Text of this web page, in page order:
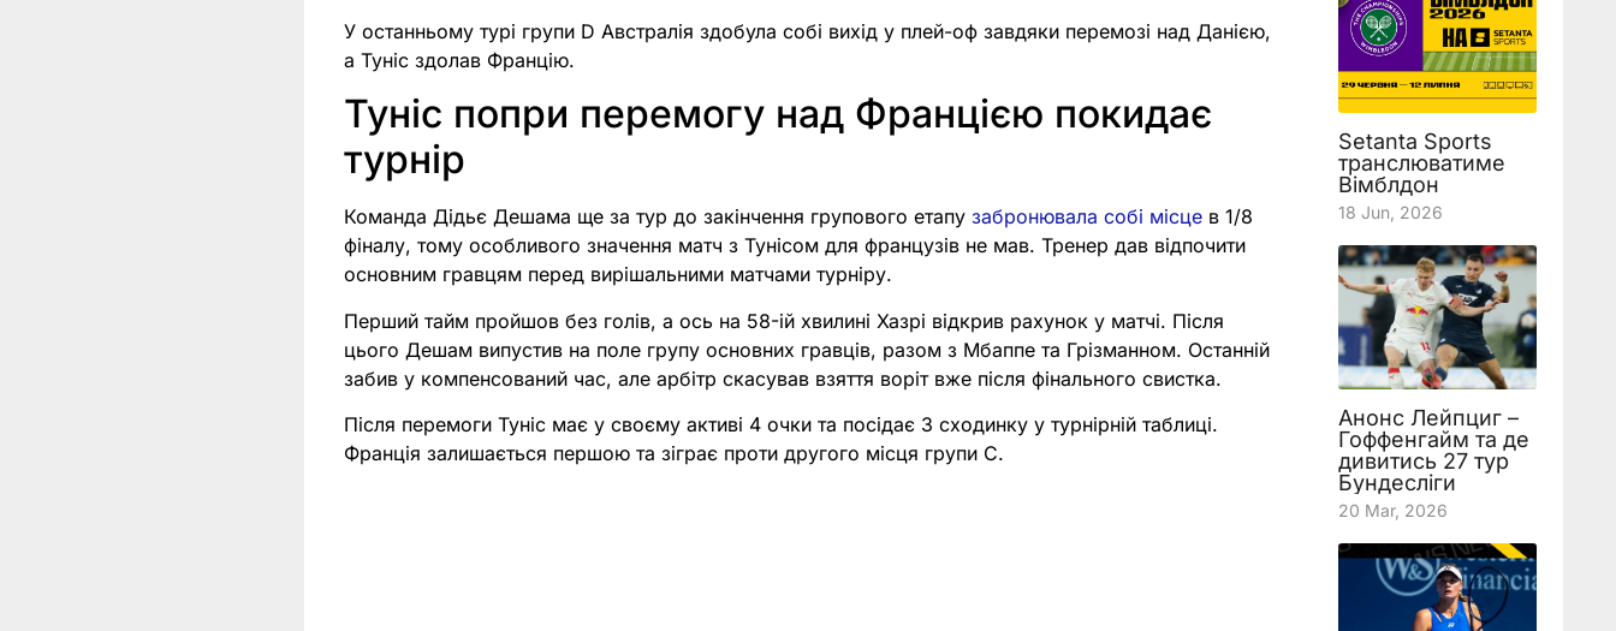
У останньому турі групи D Австралія здобула собі вихід у плей-оф завдяки перемозі над Данією,
а Туніс здолав Францію.
Туніс попри перемогу над Францією покидає
турнір
Команда Дідьє Дешама ще за тур до закінчення групового етапузабронювала собі місце в 1/8
фіналу, тому особливого значення матч з Тунісом для французів не мав. Тренер дав відпочити
основним гравцям перед вирішальними матчами турніру.
Перший тайм пройшов без голів, а ось на 58-ій хвилині Хазрі відкрив рахунок у матчі. Після
цього Дешам випустив на поле групу основних гравців, разом з Мбаппе та Грізманном. Останній
забив у компенсований час, але арбітр скасував взяття воріт вже після фінального свистка.
Після перемоги Туніс має у своєму активі 4 очки та посідає 3 сходинку у турнірній таблиці.
Франція залишається першою та зіграє проти другого місця групи C.
Setanta Sports
транслюватиме
Вімблдон
18 Jun, 2026
Анонс Лейпциг –
Гоффенгайм та де
дивитись 27 тур
Бундесліги
20 Mar, 2026